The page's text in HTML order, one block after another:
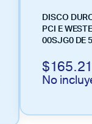
DISCO
PCI E
00SJG0 DE
$165.21
No